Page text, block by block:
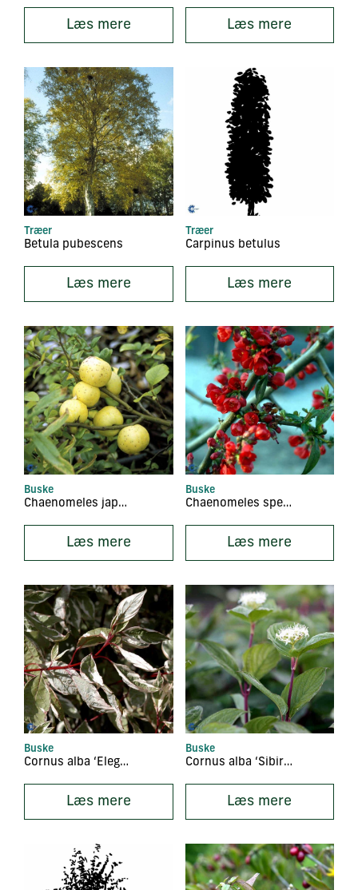
Læs mere Læs mere
Træer
Betula pubescens
Læs mere
Træer
Carpinus betulus
Læs mere
Buske
Chaenomeles japonica
Læs mere
Buske
Chaenomeles speciosa
Læs mere
Buske
Cornus alba ‘Elegantissima’
Læs mere
Buske
Cornus alba ‘Sibirica’
Læs mere